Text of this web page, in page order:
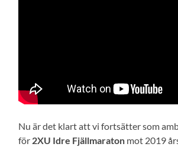
Nu är det klart att vi fortsätter som
för 2XU Idre Fjällmaraton mot 2019